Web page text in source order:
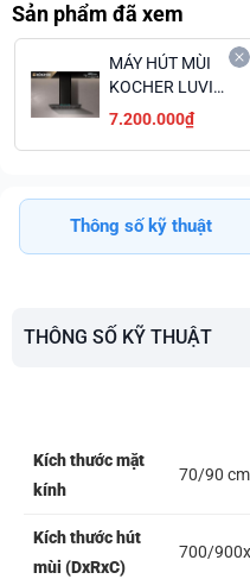
Sản phẩm đã xem
MÁY HÚT MÙI
KOCHER LUVIA
BLACK | Bếp
Nam Dương
7.200.000₫
Thông số kỹ thuật
THÔNG SỐ KỸ THUẬT
Kích thước mặt
kính
70/90 cm
Kích thước hút
mùi (DxRxC)
700/